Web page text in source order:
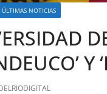
ÚLTIMAS NOTICIAS
Y